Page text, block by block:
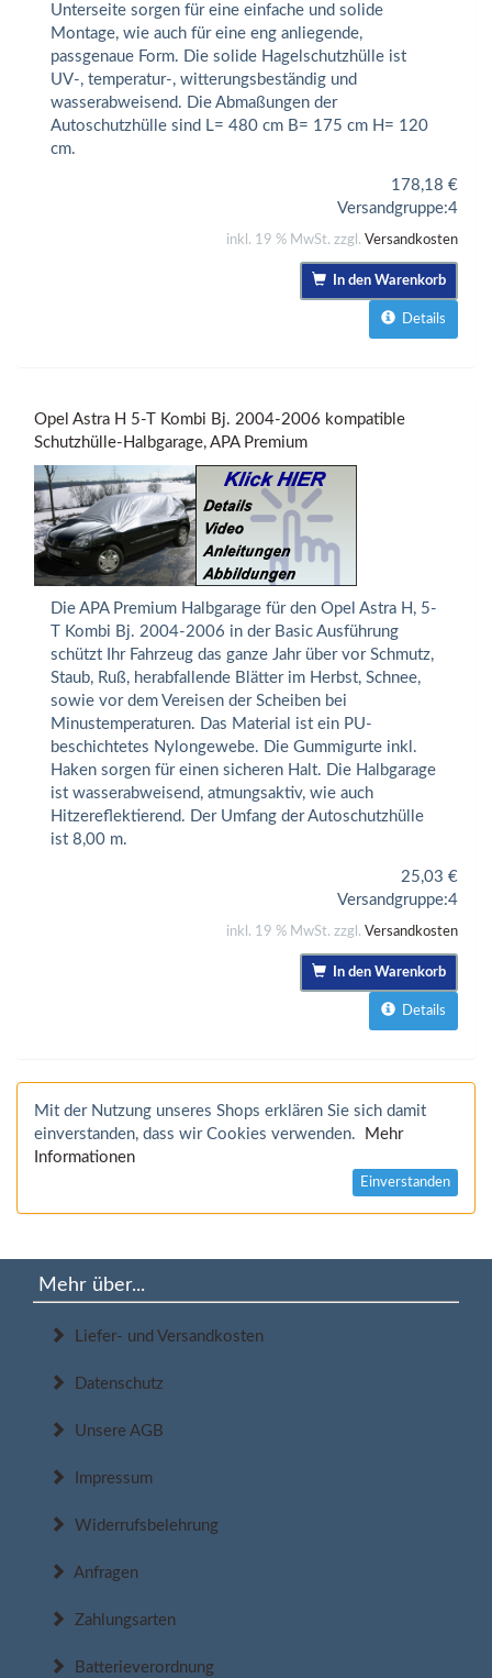
Unterseite sorgen für eine einfache und solide
Montage, wie auch für eine eng anliegende,
passgenaue Form. Die solide Hagelschutzhülle ist
UV-, temperatur-, witterungsbeständig und
wasserabweisend. Die Abmaßungen der
Autoschutzhülle sind L= 480 cm B= 175 cm H= 120
cm.
178,18 €
Versandgruppe:4
inkl. 19 % MwSt. zzgl. Versandkosten
In den Warenkorb
Details
Opel Astra H 5-T Kombi Bj. 2004-2006 kompatible
Schutzhülle-Halbgarage, APA Premium
Die APA Premium Halbgarage für den Opel Astra H, 5-
T Kombi Bj. 2004-2006 in der Basic Ausführung
schützt Ihr Fahrzeug das ganze Jahr über vor Schmutz,
Staub, Ruß, herabfallende Blätter im Herbst, Schnee,
sowie vor dem Vereisen der Scheiben bei
Minustemperaturen. Das Material ist ein PU-
beschichtetes Nylongewebe. Die Gummigurte inkl.
Haken sorgen für einen sicheren Halt. Die Halbgarage
ist wasserabweisend, atmungsaktiv, wie auch
Hitzereflektierend. Der Umfang der Autoschutzhülle
ist 8,00 m.
25,03 €
Versandgruppe:4
inkl. 19 % MwSt. zzgl. Versandkosten
In den Warenkorb
Details
Mit der Nutzung unseres Shops erklären Sie sich damit
einverstanden, dass wir Cookies verwenden.
Mehr
Informationen
Einverstanden
Mehr über...
Liefer- und Versandkosten
Datenschutz
Unsere AGB
Impressum
Widerrufsbelehrung
Anfragen
Zahlungsarten
Batterieverordnung